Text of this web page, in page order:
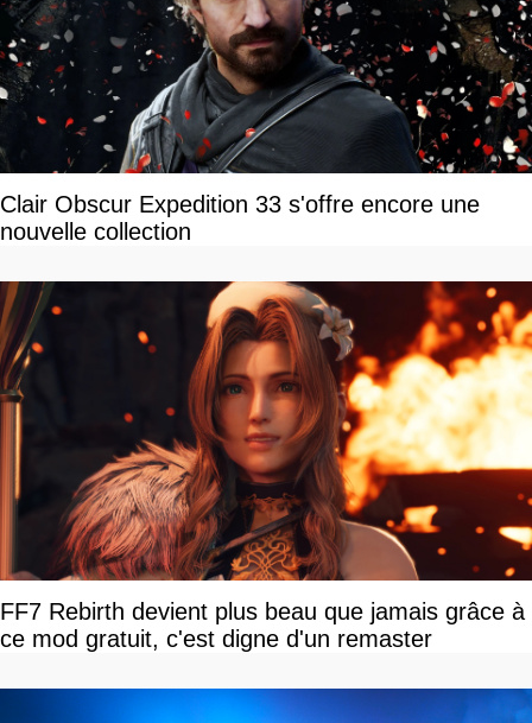
Clair Obscur Expedition 33 s'offre encore une
nouvelle collection
FF7 Rebirth devient plus beau que jamais grâce à
ce mod gratuit, c'est digne d'un remaster